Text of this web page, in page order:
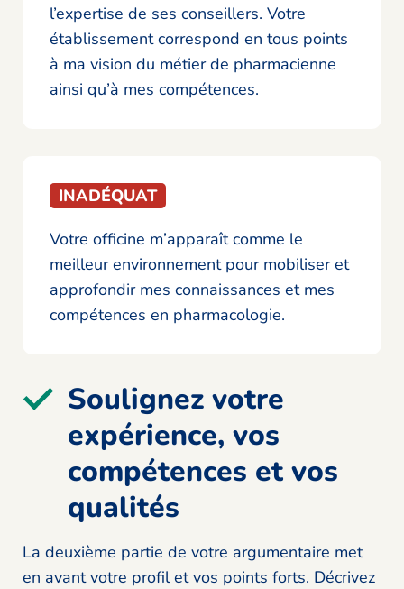
l’expertise de ses conseillers. Votre
établissement correspond en tous points
à ma vision du métier de pharmacienne
ainsi qu’à mes compétences.
INADÉQUAT
Votre officine m’apparaît comme le
meilleur environnement pour mobiliser et
approfondir mes connaissances et mes
compétences en pharmacologie.
Soulignez votre
expérience, vos
compétences et vos
qualités
La deuxième partie de votre argumentaire met
en avant votre profil et vos points forts. Décrivez